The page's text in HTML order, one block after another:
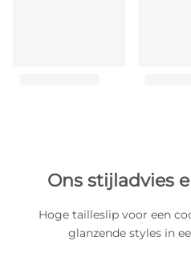
Ons stijladvies
Hoge tailleslip voor een
glanzende styles in